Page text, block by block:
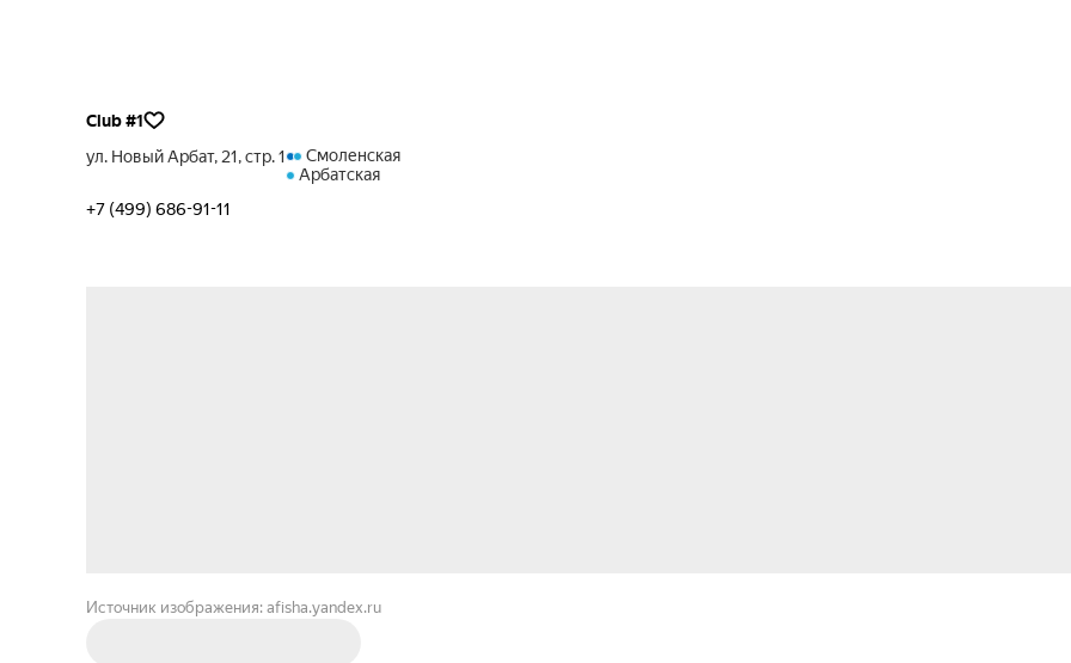
Club #1
ул. Новый Арбат, 21, стр. 1
Смоленская
Арбатская
+7 (499) 686-91-11
Источник изображения: afisha.yandex.ru